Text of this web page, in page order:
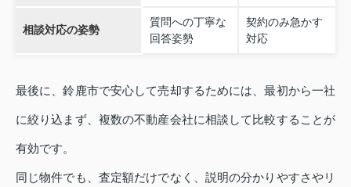
相談対応の姿勢
質問への丁寧な
回答姿勢
契約のみ急かす
対応
最後に、鈴鹿市で安心して売却するためには、最初から一社
に絞り込まず、複数の不動産会社に相談して比較することが
有効です。
同じ物件でも、査定額だけでなく、説明の分かりやすさやリ